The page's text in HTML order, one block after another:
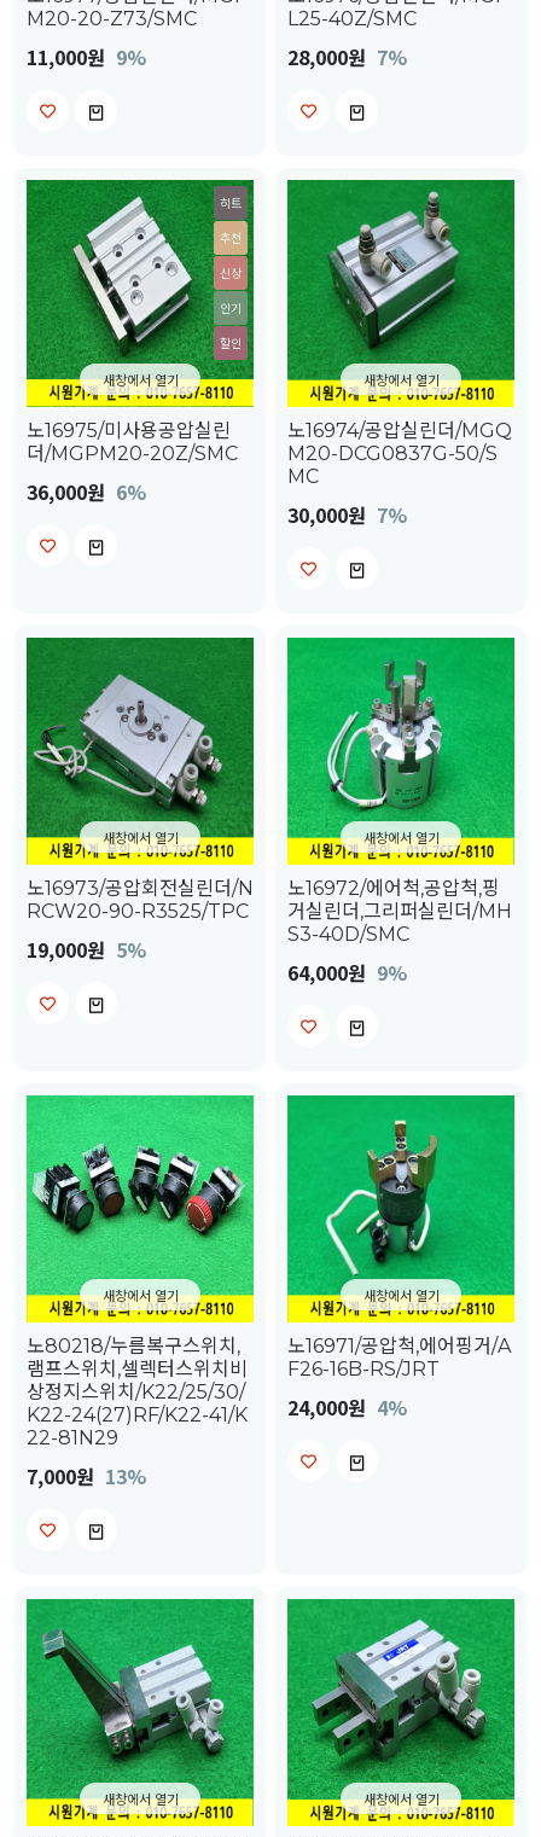
M20-20-Z73/SMC
11,000원 9%
L25-40Z/SMC
28,000원 7%
히트
추천
신상
인기
할인
새창에서 열기
노16975/미사용공압실린
더/MGPM20-20Z/SMC
36,000원 6%
새창에서 열기
노16974/공압실린더/MGQ
M20-DCG0837G-50/S
MC
30,000원 7%
새창에서 열기
노16973/공압회전실린더/N
RCW20-90-R3525/TPC
19,000원 5%
새창에서 열기
노16972/에어척,공압척,핑
거실린더,그리퍼실린더/MH
S3-40D/SMC
64,000원 9%
새창에서 열기
노80218/누름복구스위치,
램프스위치,셀렉터스위치비
상정지스위치/K22/25/30/
K22-24(27)RF/K22-41/K
22-81N29
7,000원 13%
새창에서 열기
노16971/공압척,에어핑거/A
F26-16B-RS/JRT
24,000원 4%
새창에서 열기 새창에서 열기